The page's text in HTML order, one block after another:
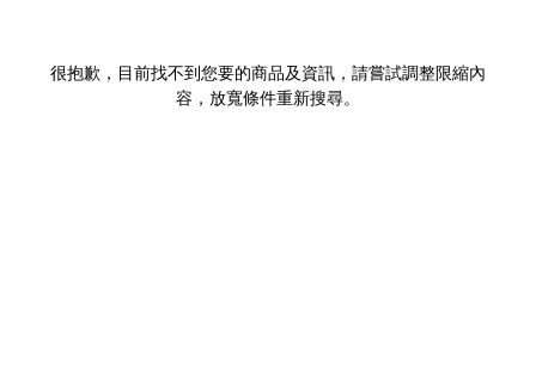
很抱歉，目前找不到您要的商品及資訊，請嘗試調整限縮內
容，放寬條件重新搜尋。